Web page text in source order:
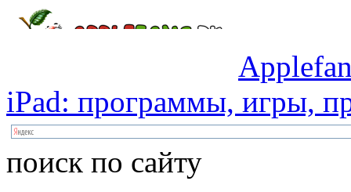
iPad: программы, игры,
поиск по сайту